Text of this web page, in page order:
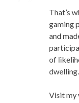
That’s
gaming
and
of
dwelling.
Visit my